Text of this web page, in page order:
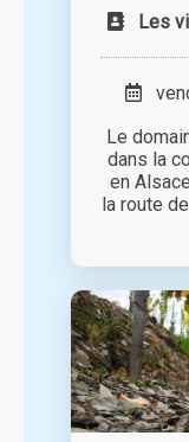
Les
Le
dans la
en
la route